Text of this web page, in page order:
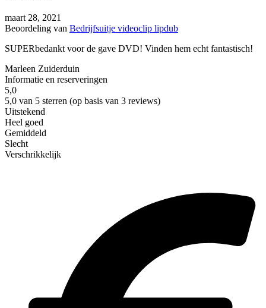
maart 28, 2021
Beoordeling van Bedrijfsuitje videoclip lipdub
SUPERbedankt voor de gave DVD! Vinden hem echt fantastisch!
Marleen Zuiderduin
Informatie en reserveringen
5,0
5,0 van 5 sterren (op basis van 3 reviews)
Uitstekend
Heel goed
Gemiddeld
Slecht
Verschrikkelijk